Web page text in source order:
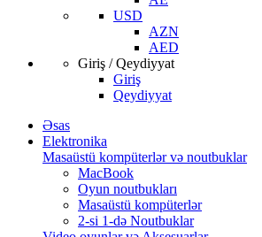
USD
AZN
AED
Giriş / Qeydiyyat
Giriş
Qeydiyyat
Əsas
Elektronika
Masaüstü kompüterlər və noutbuklar
MacBook
Oyun noutbukları
Masaüstü kompüterlər
2-si 1-də Noutbuklar